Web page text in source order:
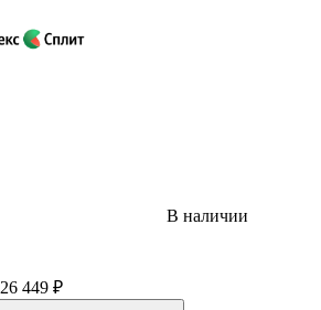
В наличии
26 449 ₽